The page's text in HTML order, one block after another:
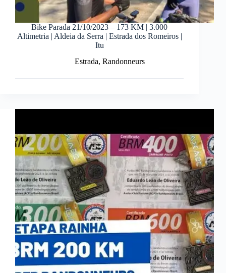
Bike Parada 21/10/2023 – 173 KM | 3.000
Altimetria | Aldeia da Serra | Estrada dos Romeiros |
Itu
Estrada, Randonneurs